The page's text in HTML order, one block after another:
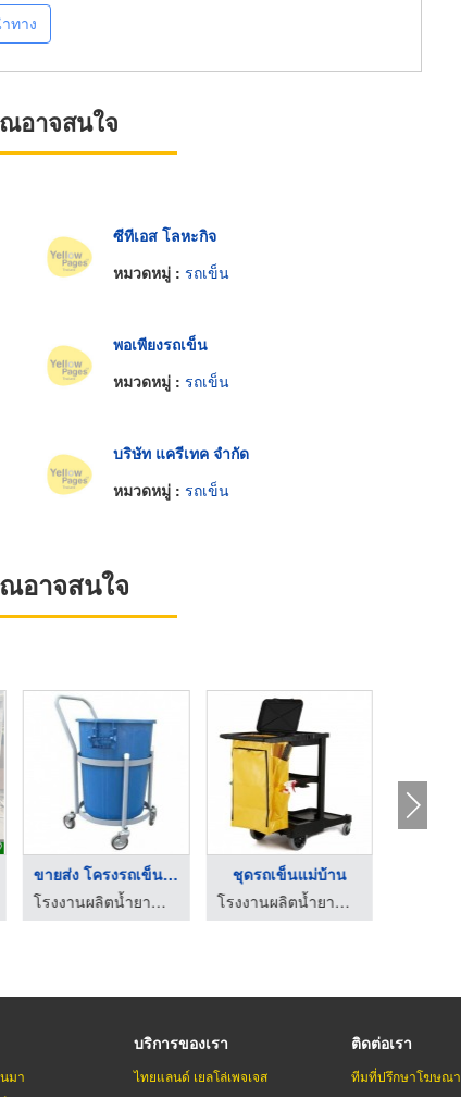
ทาง
อาจสนใจ
ซีทีเอส โลหะกิจ
หมวดหมู่ : รถเข็น
พอเพียงรถเข็น
หมวดหมู่ : รถเข็น
บริษัท แครีเทค จำกัด
หมวดหมู่ : รถเข็น
อาจสนใจ
เลส
ร้านเครื่องครัวสแตนเลส-อาณัติ
ขายส่ง โครงรถเข็นใส่ ...
โรงงานผลิตน้ำยาทำความสะอาด OEM - คงธนา เซอร์วิส
ชุดรถเข็นแม่บ้าน
มา
บริการของเรา
ไทยแลนด์ เยลโล่เพจเจส
ติดต่อเรา
ทีมที่ปรึกษาโฆษณา